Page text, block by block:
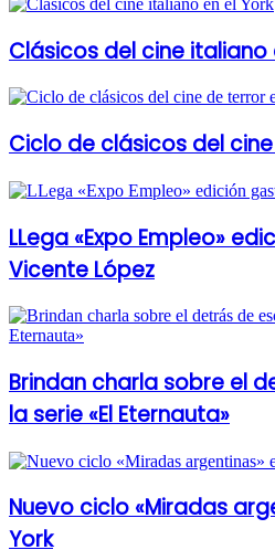
Clásicos del cine italiano
Ciclo de clásicos del
LLega «Expo Empleo»
Vicente López
Brindan charla sobre el
la serie «El Eternauta»
Nuevo ciclo «Miradas
York